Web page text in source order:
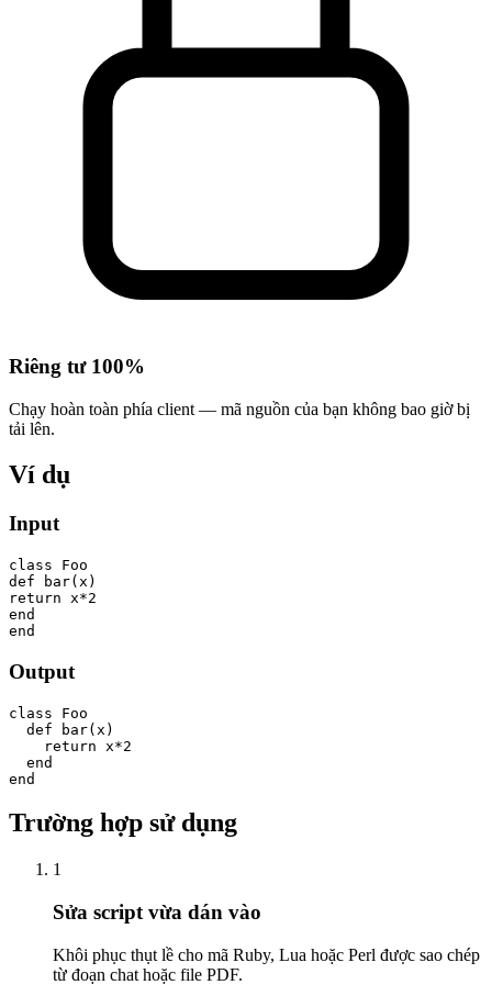
Riêng tư 100%
Chạy hoàn toàn phía client — mã nguồn của bạn không bao giờ bị
tải lên.
Ví dụ
Input
class Foo
def bar(x)
return x*2
end
end
Output
class Foo
  def bar(x)
    return x*2
  end
end
Trường hợp sử dụng
1
Sửa script vừa dán vào
Khôi phục thụt lề cho mã Ruby, Lua hoặc Perl được sao chép
từ đoạn chat hoặc file PDF.